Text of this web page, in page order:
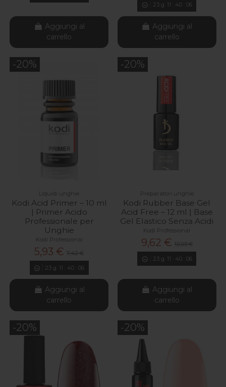
Aggiungi al
carrello
23g. 11: 40: 04
Aggiungi al
carrello
-20%
Liquidi unghie
Kodi Acid Primer – 10 ml
| Primer Acido
Professionale per
Unghie
Kodi Professional
5,93 €7,42 €
23g. 11 40: 04
Aggiungi al
carrello
-20%
Preparatori unghie
Kodi Rubber Base Gel
Acid Free – 12 ml | Base
Gel Elastico Senza Acidi
Kodi Professional
9,62 € 12,03 €
23g. 11: 40: 04
Aggiungi al
carrello
-20% -20%